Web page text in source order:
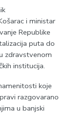
i ministar
Republike
puta do
zdravstvenom
institucija.
koje
razgovarano
u banjski